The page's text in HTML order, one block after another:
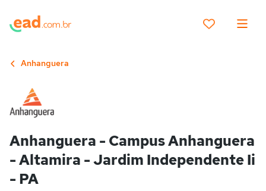
Anhanguera
Anhanguera - Campus Anhanguera
- Altamira - Jardim Independente Ii
- PA